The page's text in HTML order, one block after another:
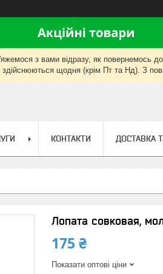
з вами відразу, як повернемось
щодня (крім Пт та Нд). З
КОНТАКТИ ДОСТАВКА
Лопата совковая,
175 ₴
Показати оптові ціни